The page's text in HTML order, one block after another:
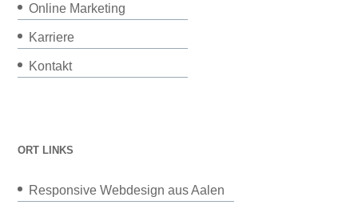
Online Marketing
Karriere
Kontakt
ORT LINKS
Responsive Webdesign aus Aalen